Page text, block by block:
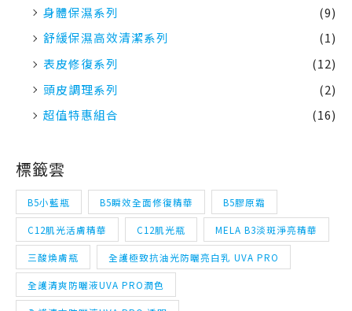
身體保濕系列
(9)
舒緩保濕高效清潔系列
(1)
表皮修復系列
(12)
頭皮調理系列
(2)
超值特惠組合
(16)
標籤雲
B5小藍瓶 B5瞬效全面修復精華 B5膠原霜
C12肌光活膚精華 C12肌光瓶 MELA B3淡斑淨亮精華
三酸煥膚瓶 全護極致抗油光防曬亮白乳 UVA PRO
全護清爽防曬液UVA PRO潤色